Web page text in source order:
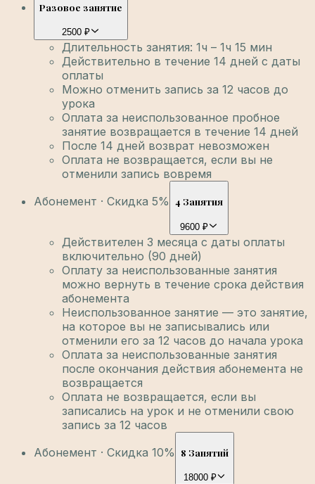
Разовое занятие
2500 ₽
Длительность занятия: 1ч – 1ч 15 мин
Действительно в течение 14 дней с даты
оплаты
Можно отменить запись за 12 часов до
урока
Оплата за неиспользованное пробное
занятие возвращается в течение 14 дней
После 14 дней возврат невозможен
Оплата не возвращается, если вы не
отменили запись вовремя
Абонемент · Скидка 5% 4 Занятия
9600 ₽
Действителен 3 месяца с даты оплаты
включительно (90 дней)
Оплату за неиспользованные занятия
можно вернуть в течение срока действия
абонемента
Неиспользованное занятие — это занятие,
на которое вы не записывались или
отменили его за 12 часов до начала урока
Оплата за неиспользованные занятия
после окончания действия абонемента не
возвращается
Оплата не возвращается, если вы
записались на урок и не отменили свою
запись за 12 часов
Абонемент · Скидка 10%
8 Занятий
18000 ₽